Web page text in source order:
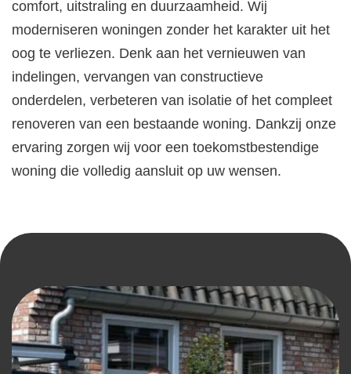
comfort, uitstraling en duurzaamheid. Wij
moderniseren woningen zonder het karakter uit het
oog te verliezen. Denk aan het vernieuwen van
indelingen, vervangen van constructieve
onderdelen, verbeteren van isolatie of het compleet
renoveren van een bestaande woning. Dankzij onze
ervaring zorgen wij voor een toekomstbestendige
woning die volledig aansluit op uw wensen.